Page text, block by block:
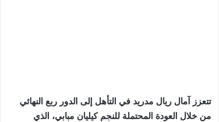
تتعزز آمال ريال مدريد في التأهل إلى الدور ربع النهائي
من خلال العودة المحتملة للنجم كيليان مبابي، الذي